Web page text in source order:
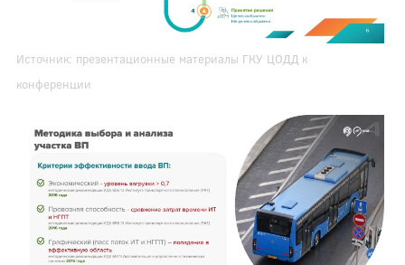
Источник: презентационные материалы ГКУ ЦОДД к
конференции